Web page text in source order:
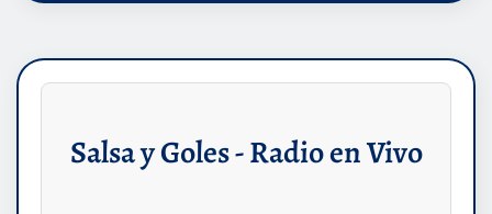
Salsa y Goles - Radio en Vivo